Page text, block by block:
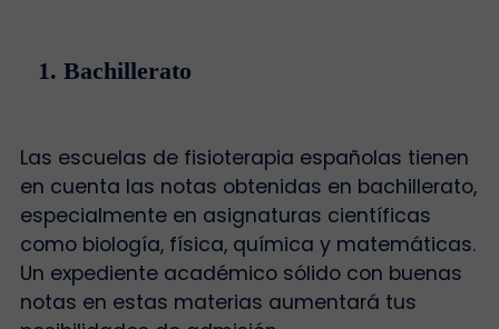
1. Bachillerato
Las escuelas de fisioterapia españolas tienen
en cuenta las notas obtenidas en bachillerato,
especialmente en asignaturas científicas
como biología, física, química y matemáticas.
Un expediente académico sólido con buenas
notas en estas materias aumentará tus